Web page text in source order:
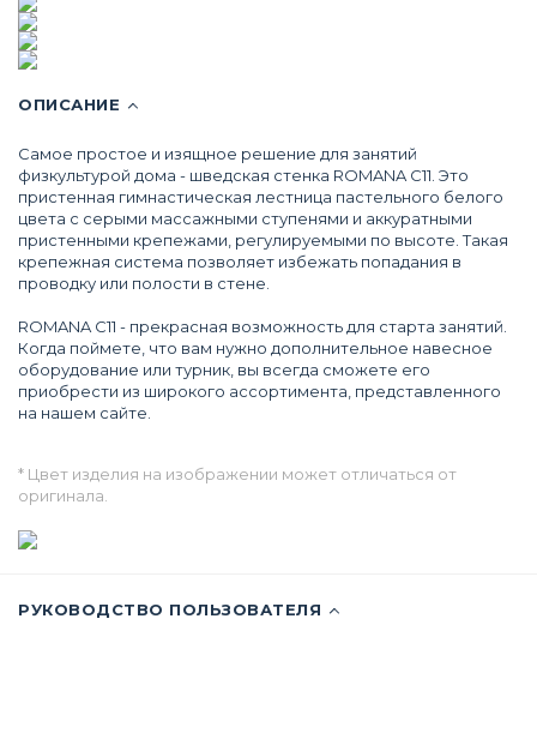
Самое простое и изящное решение для занятий
физкультурой дома - шведская стенка ROMANA С11. Это
пристенная гимнастическая лестница пастельного белого
цвета с серыми массажными ступенями и аккуратными
пристенными крепежами, регулируемыми по высоте. Такая
крепежная система позволяет избежать попадания в
проводку или полости в стене.
ROMANA С11 - прекрасная возможность для старта занятий.
Когда поймете, что вам нужно дополнительное навесное
оборудование или турник, вы всегда сможете его
приобрести из широкого ассортимента, представленного
на нашем сайте.
* Цвет изделия на изображении может отличаться от
оригинала.